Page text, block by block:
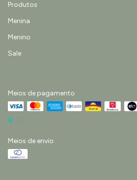
Produtos
Menina
Menino
Sale
Meios de pagamento
Meios de envio